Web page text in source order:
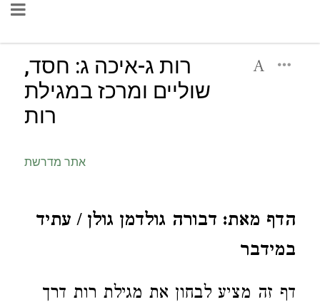
רות ג-איכה ג: חסד,
שוליים ומרכז במגילת
רות
אתר מדרשת
הדף מאת: דבורה גולדמן גולן / עתיד
במידבר
דף זה מציע לבחון את מגילת רות דרך